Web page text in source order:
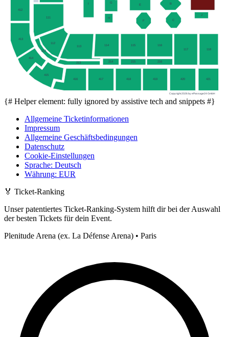
111
112
113
114 115
116
117
118
417 418 419 420 421
412
413
414
415
416
212
213 214 215 216
J
B
C
E
F
H
G
Copyright 2026 by ePassage24 GmbH
{# Helper element: fully ignored by assistive tech and snippets #}
Allgemeine Ticketinformationen
Impressum
Allgemeine Geschäftsbedingungen
Datenschutz
Cookie-Einstellungen
Sprache: Deutsch
Währung: EUR
🏅 Ticket-Ranking
Unser patentiertes Ticket-Ranking-System hilft dir bei der Auswahl
der besten Tickets für dein Event.
Plenitude Arena (ex. La Défense Arena) • Paris